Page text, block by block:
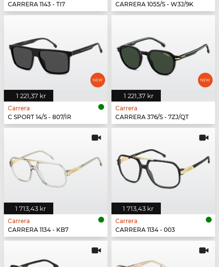
CARRERA 1143 - TI7
CARRERA 1055/S - W3J/9K
1 221,37 kr
Carrera
C SPORT 14/S - 807/IR
1 221,37 kr
Carrera
CARRERA 376/S - 7ZJ/QT
1 713,43 kr
Carrera
CARRERA 1134 - KB7
1 713,43 kr
Carrera
CARRERA 1134 - 003